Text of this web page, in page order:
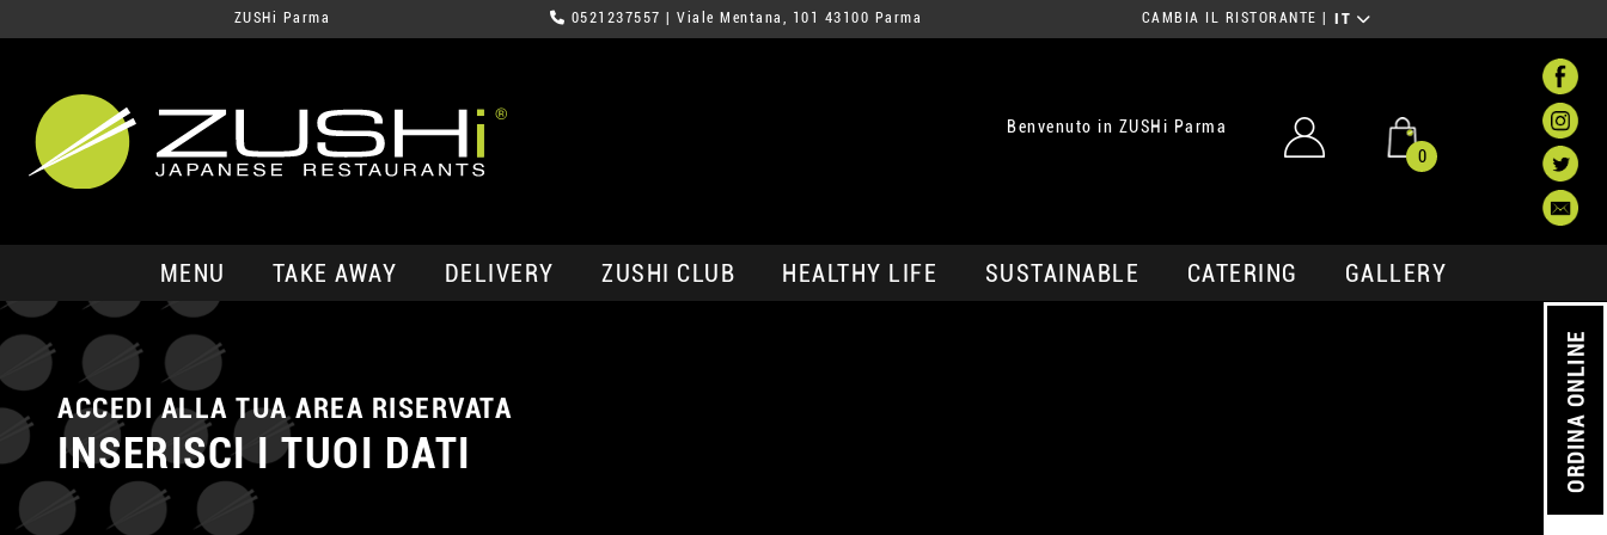
ZUSHi Parma 0521237557 | Viale Mentana, 101 43100 Parma CAMBIA IL RISTORANTE IT
Benvenuto in ZUSHi Parma
0
MENU TAKE AWAY DELIVERY ZUSHI CLUB HEALTHY LIFE SUSTAINABLE CATERING GALLERY
ORDINA ONLINE
ACCEDI ALLA TUA AREA RISERVATA
INSERISCI I TUOI DATI